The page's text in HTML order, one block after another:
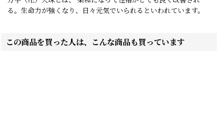
る。生命力が強くなり、日々元気でいられるといわれています。
この商品を買った人は、こんな商品も買っています